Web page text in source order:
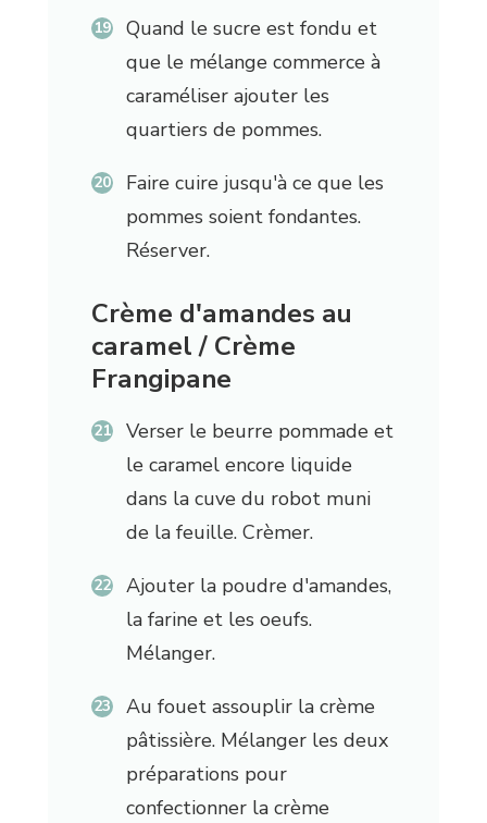
Quand le sucre est fondu et
que le mélange commerce à
caraméliser ajouter les
quartiers de pommes.
Faire cuire jusqu'à ce que les
pommes soient fondantes.
Réserver.
Crème d'amandes au
caramel / Crème
Frangipane
Verser le beurre pommade et
le caramel encore liquide
dans la cuve du robot muni
de la feuille. Crèmer.
Ajouter la poudre d'amandes,
la farine et les oeufs.
Mélanger.
Au fouet assouplir la crème
pâtissière. Mélanger les deux
préparations pour
confectionner la crème